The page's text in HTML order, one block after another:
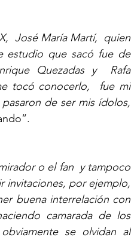
José María Martí,  quien
estudio que sacó fue de
Quezadas y  Rafa
tocó conocerlo,  fue mi
de ser mis ídolos,
o el fan  y tampoco
invitaciones, por ejemplo,
buena interrelación con
camarada de los
se olvidan al